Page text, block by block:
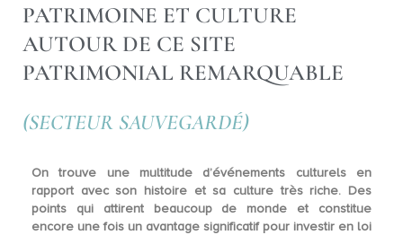
PATRIMOINE ET CULTURE
AUTOUR DE CE SITE
PATRIMONIAL REMARQUABLE
(SECTEUR SAUVEGARDÉ)
On trouve une multitude d’événements culturelsen
rapport avec son histoire et sa culture très riche. Des
points qui attirent beaucoup de monde et constitue
encore une fois un avantage significatif pour investir en loi